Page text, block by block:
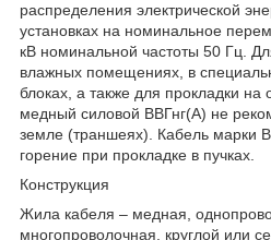
распределения электрической
установках на номинальное
кВ номинальной частоты 50 Гц.
влажных помещениях, в
блоках, а также для прокладки на
медный силовой ВВГнг(А) не
земле (траншеях). Кабель марки
горение при прокладке в пучках.
Конструкция
Жила кабеля – медная,
многопроволочная, круглой или